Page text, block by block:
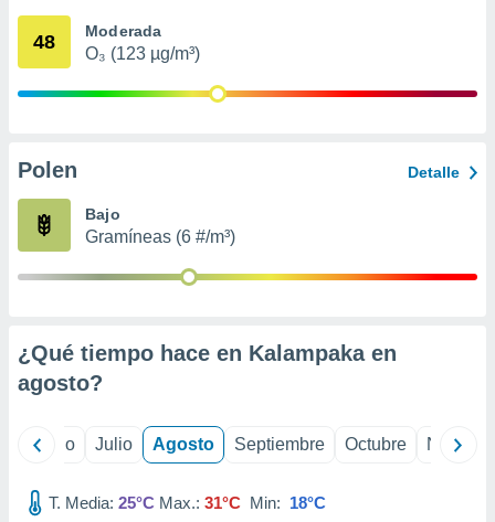
mediante
publicidad
de
48 Moderada
O₃ (123 µg/m³)
Polen Detalle
Bajo
Gramíneas (6 #/m³)
¿Qué tiempo hace en Kalampaka en
agosto?
Junio Julio Agosto Septiembre Octubre
T. Media: 25°C Max.: 31°C Min: 18°C